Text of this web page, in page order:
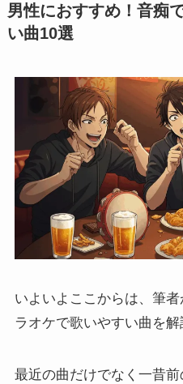
男性におすすめ！音痴
い曲10選
いよいよここからは、筆
ラオケで歌いやすい曲を解
最近の曲だけでなく一昔